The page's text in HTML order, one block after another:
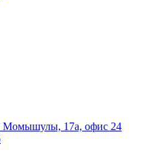
Момышулы, 17а, офис 24